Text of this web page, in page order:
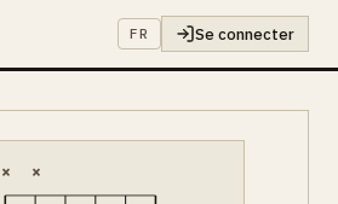
FR Se connecter
× ×